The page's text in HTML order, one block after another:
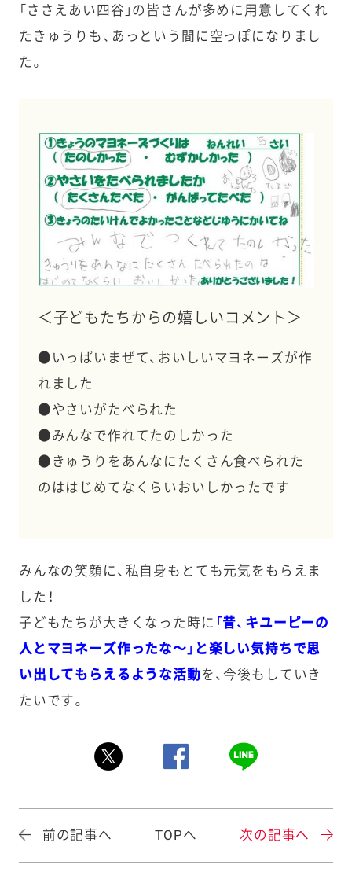
「ささえあい四谷」の皆さんが多めに用意してくれ
たきゅうりも、あっという間に空っぽになりまし
た。
＜子どもたちからの嬉しいコメント＞
●いっぱいまぜて、おいしいマヨネーズが作
れました
●やさいがたべられた
●みんなで作れてたのしかった
●きゅうりをあんなにたくさん食べられた
のははじめてなくらいおいしかったです
みんなの笑顔に、私自身もとても元気をもらえま
した！
子どもたちが大きくなった時に 「昔、キユーピーの
人とマヨネーズ作ったな〜」と楽しい気持ちで思
い出してもらえるような活動を、今後もしていき
たいです。
前の記事へ TOPへ 次の記事へ